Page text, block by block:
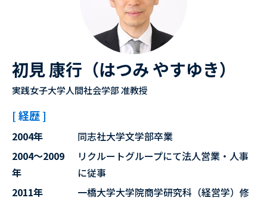
初見 康行（はつみ やすゆき）
実践女子大学人間社会学部 准教授
[ 経歴 ]
2004年
同志社大学文学部卒業
2004～2009
年
リクルートグループにて法人営業・人事
に従事
2011年
一橋大学大学院商学研究科（経営学）修